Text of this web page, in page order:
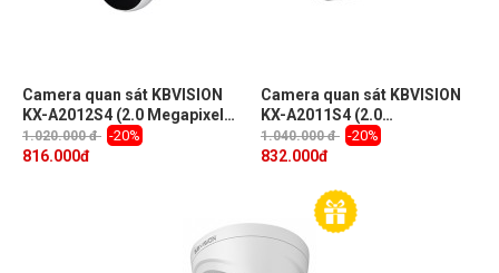
Camera quan sát KBVISION
KX-A2012S4 (2.0 Megapixel,
hồng ngoại 20m)
1.020.000 đ -20%
816.000đ
Camera quan sát KBVISION
KX-A2011S4 (2.0
Megapixel,hồng ngoại 20m)
1.040.000 đ -20%
832.000đ